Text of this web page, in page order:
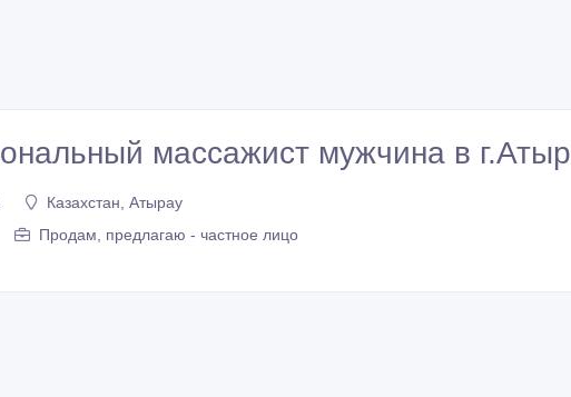
мacсажист мужчина в
Казахстан, Атырау
Продам, предлагаю - частное лицо